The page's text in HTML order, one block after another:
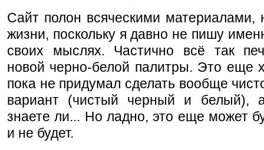
Сайт полон всяческими материалами,
жизни, поскольку я давно не пишу
своих мыслях. Частично всё так
новой черно-белой палитры. Это еще
пока не придумал сделать вообще
вариант (чистый черный и белый),
знаете ли... Но ладно, это еще может
и не будет.